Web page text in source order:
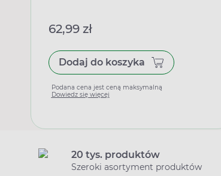
62,99 zł
Dodaj do koszyka
Podana cena jest ceną maksymalną
Dowiedz się więcej
20 tys. produktów
Szeroki asortyment produktów